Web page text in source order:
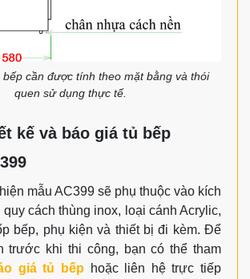
cần được tính theo mặt bằng và thói
quen sử dụng thực tế.
kế và báo giá tủ bếp
mẫu AC399 sẽ phụ thuộc vào kích
cách thùng inox, loại cánh Acrylic,
bếp, phụ kiện và thiết bị đi kèm. Để
trước khi thi công, bạn có thể tham
giá tủ bếp hoặc liên hệ trực tiếp